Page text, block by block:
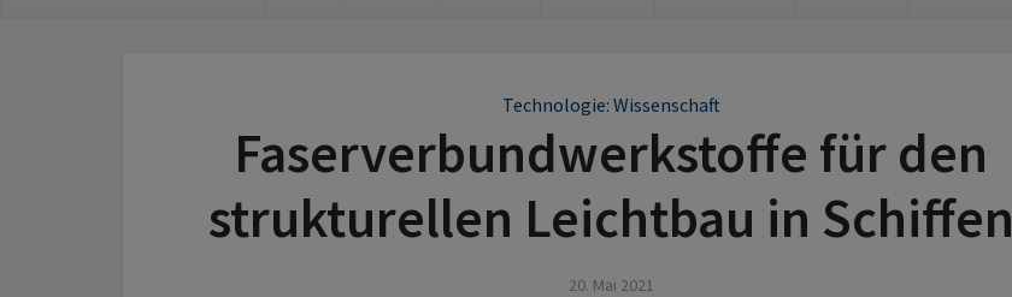
Technologie: Wissenschaft
Faserverbundwerkstoffe für den
strukturellen Leichtbau in Schiffen
20. Mai 2021